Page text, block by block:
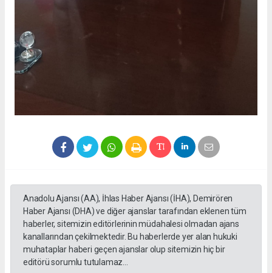
Anadolu Ajansı (AA), İhlas Haber Ajansı (İHA), Demirören
Haber Ajansı (DHA) ve diğer ajanslar tarafından eklenen tüm
haberler, sitemizin editörlerinin müdahalesi olmadan ajans
kanallarından çekilmektedir. Bu haberlerde yer alan hukuki
muhataplar haberi geçen ajanslar olup sitemizin hiç bir
editörü sorumlu tutulamaz...